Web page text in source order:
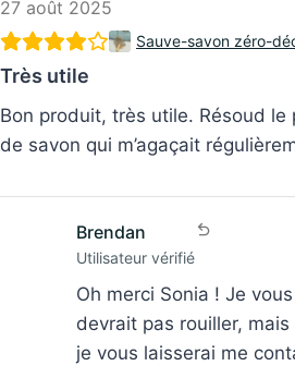
Très utile
Bon produit, très utile. Résoud le
de savon qui m’agaçait
Brendan
Utilisateur vérifié
Oh merci Sonia ! Je vous
devrait pas rouiller, mais
je vous laisserai me